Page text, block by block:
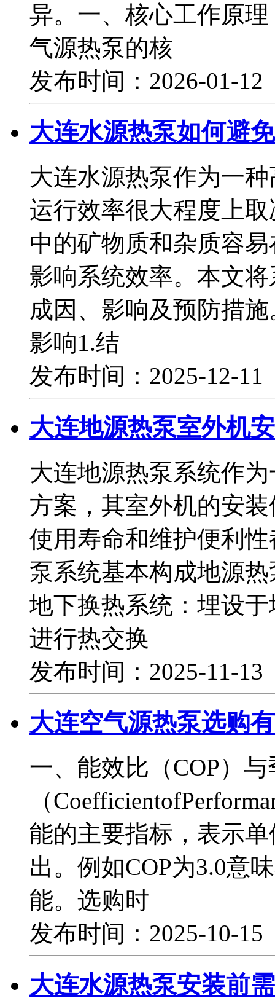
异。一、核心工作原
气源热泵的核
发布时间：2026-01-
大连水源热泵如何避
大连水源热泵作为一
运行效率很大程度上
中的矿物质和杂质容
影响系统效率。本文
成因、影响及预防措
影响1.结
发布时间：2025-12-
大连地源热泵室外机
大连地源热泵系统作
方案，其室外机的安
使用寿命和维护便利
泵系统基本构成地源
地下换热系统：埋设
进行热交换
发布时间：2025-11-
大连空气源热泵选购
一、能效比（COP）
（
能的主要指标，表示
出。例如COP为3.0意
能。选购时
发布时间：2025-10-
大连水源热泵安装前